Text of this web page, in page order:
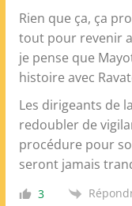
Rien que ça, ça
tout pour revenir
je pense que
histoire avec
Les dirigeants de
redoubler de
procédure pour
seront jamais
3